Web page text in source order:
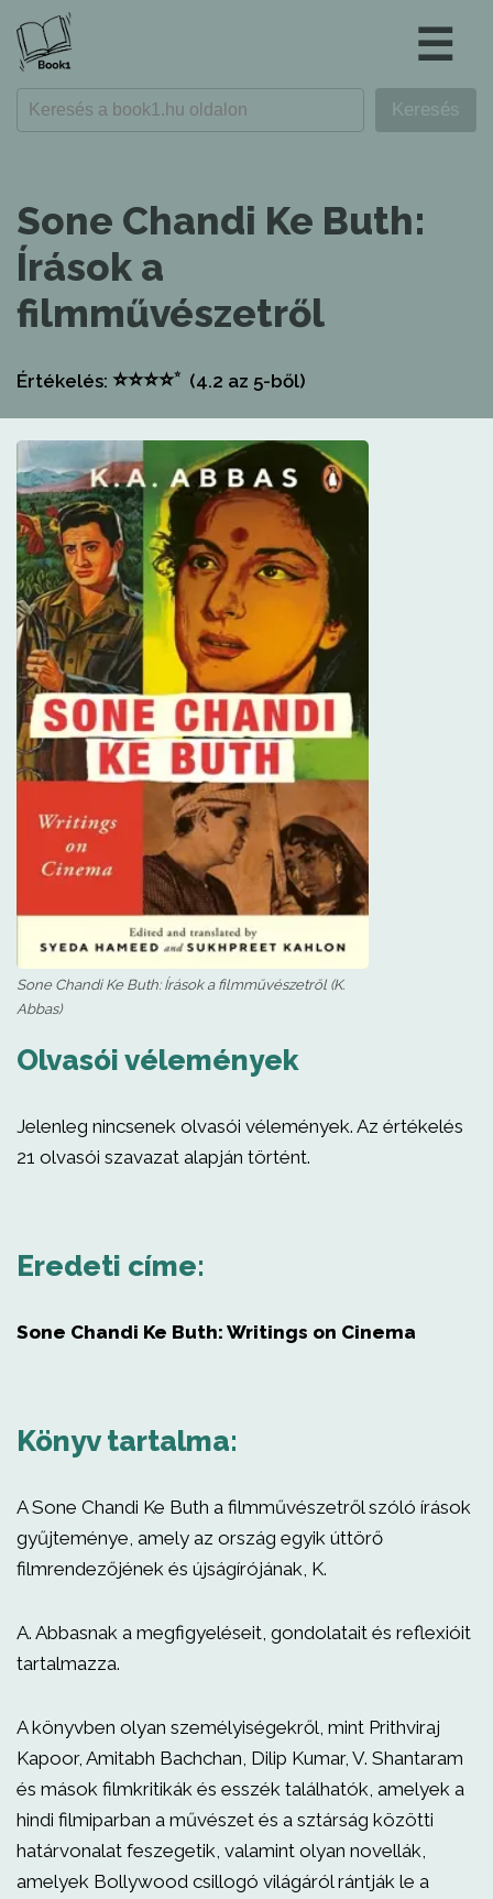
☰
Sone Chandi Ke Buth:
Írások a
filmművészetről
Értékelés: ⭐⭐⭐⭐⭐ (4.2 az 5-ből)
Sone Chandi Ke Buth: Írások a filmművészetről (K.
Abbas)
Olvasói vélemények
Jelenleg nincsenek olvasói vélemények. Az értékelés
21 olvasói szavazat alapján történt.
Eredeti címe:
Sone Chandi Ke Buth: Writings on Cinema
Könyv tartalma:
A Sone Chandi Ke Buth a filmművészetről szóló írások
gyűjteménye, amely az ország egyik úttörő
filmrendezőjének és újságírójának, K.
A. Abbasnak a megfigyeléseit, gondolatait és reflexióit
tartalmazza.
A könyvben olyan személyiségekről, mint Prithviraj
Kapoor, Amitabh Bachchan, Dilip Kumar, V. Shantaram
és mások filmkritikák és esszék találhatók, amelyek a
hindi filmiparban a művészet és a sztárság közötti
határvonalat feszegetik, valamint olyan novellák,
amelyek Bollywood csillogó világáról rántják le a